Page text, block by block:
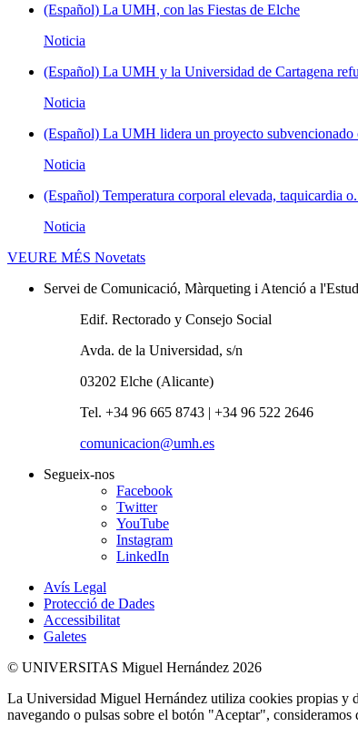
(Español) La UMH, con las Fiestas de Elche
Noticia
(Español) La UMH y la Universidad de Cartagena
Noticia
(Español) La UMH lidera un proyecto subvencionado
Noticia
(Español) Temperatura corporal elevada, taquicardia
Noticia
VEURE MÉS Novetats
Servei de Comunicació, Màrqueting i Atenció a
Edif. Rectorado y Consejo Social
Avda. de la Universidad, s/n
03202 Elche (Alicante)
Tel. +34 96 665 8743 | +34 96 522 2646
comunicacion@umh.es
Segueix-nos
Facebook
Twitter
YouTube
Instagram
LinkedIn
Avís Legal
Protecció de Dades
Accessibilitat
Galetes
© UNIVERSITAS Miguel Hernández 2026
La Universidad Miguel Hernández utiliza cookies propias y
navegando o pulsas sobre el botón "Aceptar",